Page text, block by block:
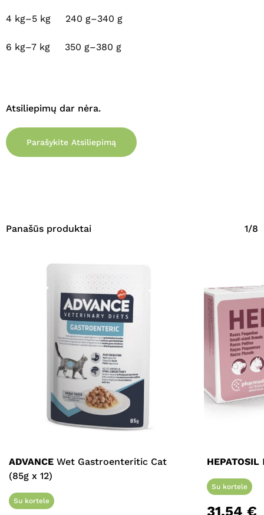
4 kg–5 kg 240 g–340 g
6 kg–7 kg 350 g–380 g
Atsiliepimų dar nėra.
Parašykite Atsiliepimą
Panašūs produktai 1/8
ADVANCE Wet Gastroenteritic Cat
(85g x 12)
Su kortele
HEPATOSIL
Su kortele
31,54 €